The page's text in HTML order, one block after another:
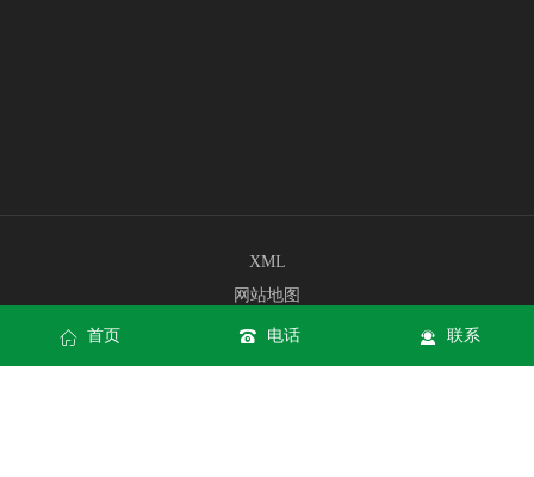
XML
网站地图
网站地图
首页 电话 联系